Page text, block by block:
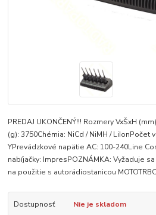
PREDAJ UKONČENÝ!!! Rozmery VxŠxH
(g): 3750Chémia: NiCd / NiMH / LiIonPočet
YPrevádzkové napätie AC: 100-240Line
nabíjačky: ImpresPOZNÁMKA: Vyžaduje
na použitie s autorádiostanicou
Dostupnosť Nie je skladom